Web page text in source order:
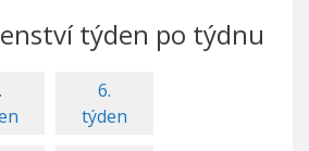
týden po týdnu
6.
týden